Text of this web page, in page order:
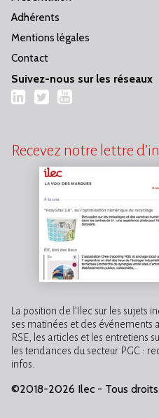
Adhérents
Mentions légales
Contact
Suivez-nous sur les réseaux
LinkedIn
TwitterYouTube
Recevez notre lettre
La position de l’Ilec sur les sujets
ses matinées et des événements
RSE, les articles et les entretiens
les tendances du secteur PGC :
infos.
©2018-2026 Ilec - Tous